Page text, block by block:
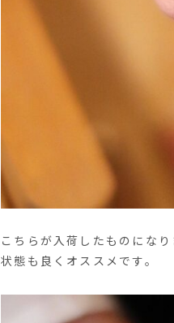
こちらが入荷したものになり
状態も良くオススメです。